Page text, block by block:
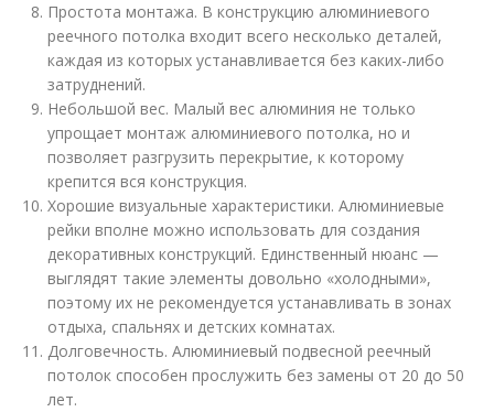
Простота монтажа. В конструкцию алюминиевого
реечного потолка входит всего несколько деталей,
каждая из которых устанавливается без каких-либо
затруднений.
Небольшой вес. Малый вес алюминия не только
упрощает монтаж алюминиевого потолка, но и
позволяет разгрузить перекрытие, к которому
крепится вся конструкция.
Хорошие визуальные характеристики. Алюминиевые
рейки вполне можно использовать для создания
декоративных конструкций. Единственный нюанс —
выглядят такие элементы довольно «холодными»,
поэтому их не рекомендуется устанавливать в зонах
отдыха, спальнях и детских комнатах.
Долговечность. Алюминиевый подвесной реечный
потолок способен прослужить без замены от 20 до 50
лет.